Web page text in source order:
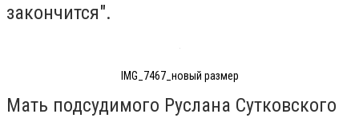
закончится".
IMG_7467_новый размер
Мать подсудимого Руслана Сутковского